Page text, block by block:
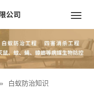
» 白蚁防治知识